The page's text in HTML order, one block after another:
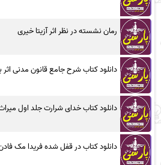
رمان نشسته در نظر اثر آزیتا خیری
دانلود کتاب شرح جامع قانون مدنی اثر
دانلود کتاب خدای شرارت جلد اول
دانلود کتاب در قفل شده فریدا مک